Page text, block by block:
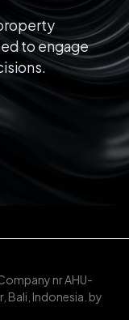
to engage
nr AHU-
Bali, Indonesia. by